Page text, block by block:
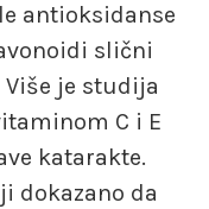
antioksidanse
slični
je studija
C i E
katarakte.
dokazano da